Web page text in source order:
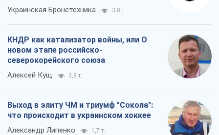
Украинская Бронетехника 3,8 т.
КНДР как катализатор войны, или О
новом этапе российско-
северокорейского союза
Алексей Кущ 3,9 т.
Выход в элиту ЧМ и триумф "Сокола":
что происходит в украинском хоккее
Александр Липенко 1,7 т.